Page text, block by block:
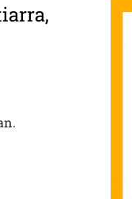
GOBERNUA EZ DA